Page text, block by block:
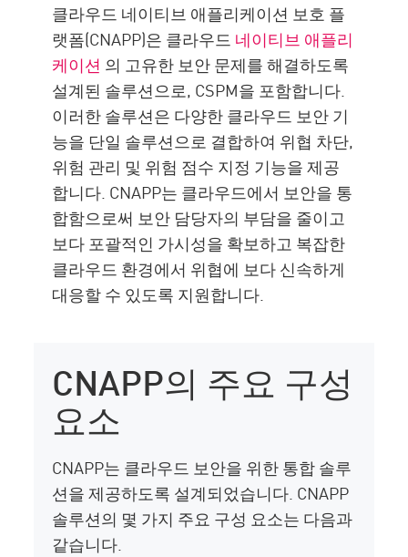
클라우드 네이티브 애플리케이션 보호 플
랫폼(CNAPP)은 클라우드 네이티브 애플리
케이션 의 고유한 보안 문제를 해결하도록
설계된 솔루션으로, CSPM을 포함합니다.
이러한 솔루션은 다양한 클라우드 보안 기
능을 단일 솔루션으로 결합하여 위협 차단,
위험 관리 및 위험 점수 지정 기능을 제공
합니다. CNAPP는 클라우드에서 보안을 통
합함으로써 보안 담당자의 부담을 줄이고
보다 포괄적인 가시성을 확보하고 복잡한
클라우드 환경에서 위협에 보다 신속하게
대응할 수 있도록 지원합니다.
CNAPP의 주요 구성
요소
CNAPP는 클라우드 보안을 위한 통합 솔루
션을 제공하도록 설계되었습니다. CNAPP
솔루션의 몇 가지 주요 구성 요소는 다음과
같습니다.